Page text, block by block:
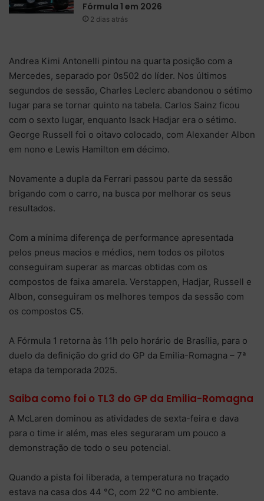
Fórmula 1 em 2026
2 dias atrás
Andrea Kimi Antonelli pintou na quarta posição com a
Mercedes, separado por 0s502 do líder. Nos últimos
segundos de sessão, Charles Leclerc abandonou o sétimo
lugar para se tornar quinto na tabela. Carlos Sainz ficou
com o sexto lugar, enquanto Isack Hadjar era o sétimo.
George Russell foi o oitavo colocado, com Alexander Albon
em nono e Lewis Hamilton em décimo.
Novamente a dupla da Ferrari passou parte da sessão
brigando com o carro, na busca por melhorar os seus
resultados.
Com a mínima diferença de performance apresentada
pelos pneus macios e médios, nem todos os pilotos
conseguiram superar as marcas obtidas com os
compostos de faixa amarela. Verstappen, Hadjar, Russell e
Albon, conseguiram os melhores tempos da sessão com
os compostos C5.
A Fórmula 1 retorna às 11h pelo horário de Brasília, para o
duelo da definição do grid do GP da Emilia-Romagna – 7ª
etapa da temporada 2025.
Saiba como foi o TL3 do GP da Emilia-Romagna
A McLaren dominou as atividades de sexta-feira e dava
para o time ir além, mas eles seguraram um pouco a
demonstração de todo o seu potencial.
Quando a pista foi liberada, a temperatura no traçado
estava na casa dos 44 °C, com 22 °C no ambiente.